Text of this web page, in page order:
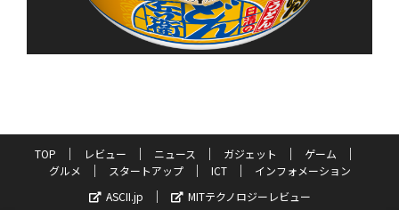
TOP レビュー ニュース ガジェット
ゲーム
グルメ
スタートアップ ICT
インフォメーション
ASCII.jp
MITテクノロジーレビュー